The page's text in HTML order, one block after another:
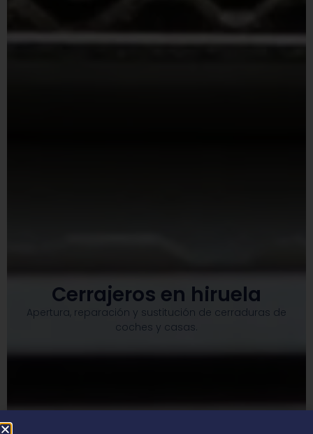
Cerrajeros en hiruela
Apertura, reparación y sustitución de cerraduras de
coches y casas.​